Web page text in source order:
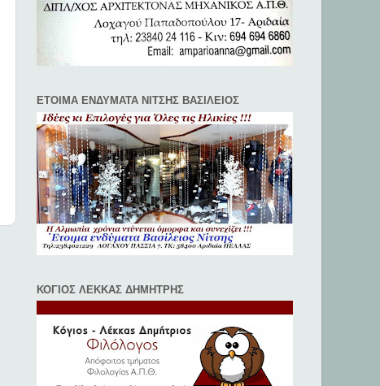
ΕΤΟΙΜΑ ΕΝΔΥΜΑΤΑ ΝΙΤΣΗΣ ΒΑΣΙΛΕΙΟΣ
ΚΟΓΙΟΣ ΛΕΚΚΑΣ ΔΗΜΗΤΡΗΣ